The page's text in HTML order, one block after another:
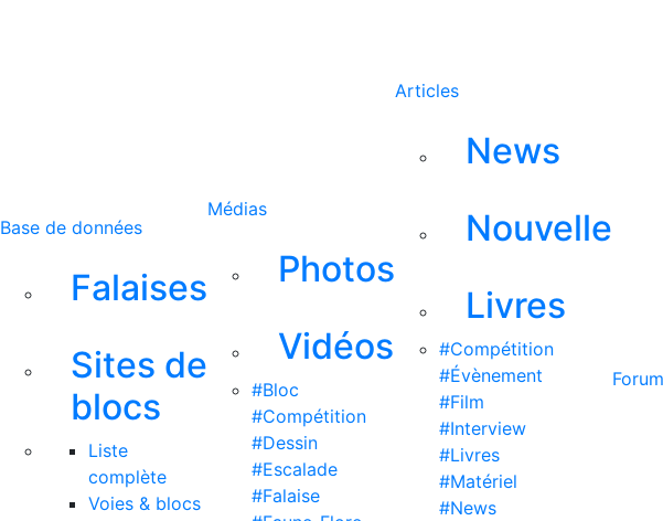
Base de données
Falaises
Sites de
blocs
Liste
complète
Voies & blocs
Médias
Photos
Vidéos
#Bloc
#Compétition
#Dessin
#Escalade
#Falaise
Articles
News
Nouvelle
Livres
#Compétition
#Évènement
#Film
#Interview
#Livres
#Matériel
#News
Forum